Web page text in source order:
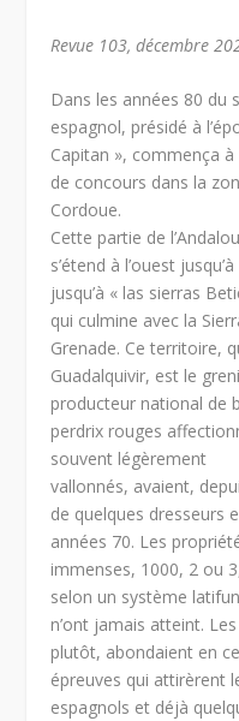
Revue 103, décembre
Dans les années 80 du
espagnol, présidé à
Capitan », commença
de concours dans la
Cordoue.
Cette partie de
s’étend à l’ouest
jusqu’à « las sierras
qui culmine avec la
Grenade. Ce territoire,
Guadalquivir, est le
producteur national de
perdrix rouges
souvent légèrement
vallonnés, avaient,
de quelques dresseurs
années 70. Les
immenses, 1000, 2 ou
selon un système
n’ont jamais atteint.
plutôt, abondaient en
épreuves qui attirèrent
espagnols et déjà